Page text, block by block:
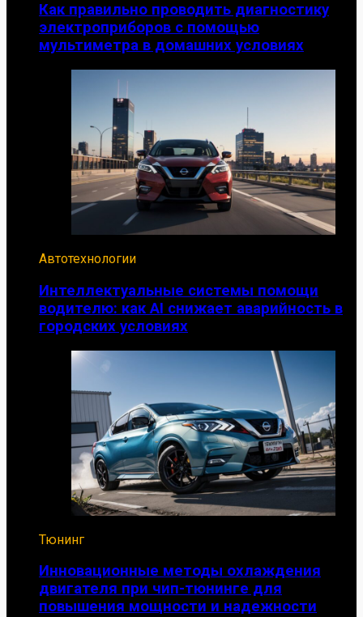
Как правильно проводить диагностику
электроприборов с помощью
мультиметра в домашних условиях
Автотехнологии
Интеллектуальные системы помощи
водителю: как AI снижает аварийность в
городских условиях
Тюнинг
Инновационные методы охлаждения
двигателя при чип-тюнинге для
повышения мощности и надежности